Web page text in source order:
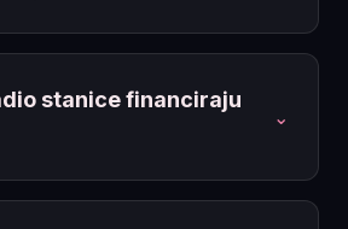
stanice financiraju
⌄